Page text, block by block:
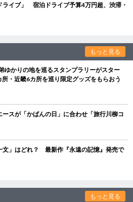
ライブ」 宿泊ドライブ予算4万円超、渋滞・
もっと見る
ゆかりの地を巡るスタンプラリーがスター
・近畿6カ所を巡り限定グッズをもらおう
スが「かばんの日」に合わせ「旅行川柳コ
文」はどれ？ 最新作『永遠の記憶』発売で
もっと見る